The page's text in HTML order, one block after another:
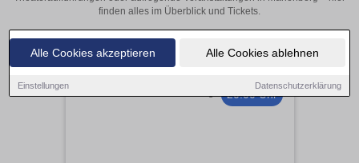
Alle Cookies akzeptieren Alle Cookies ablehnen
Einstellungen Datenschutzerklärung
finden alles im Überblick und Tickets.
20:00 Uhr